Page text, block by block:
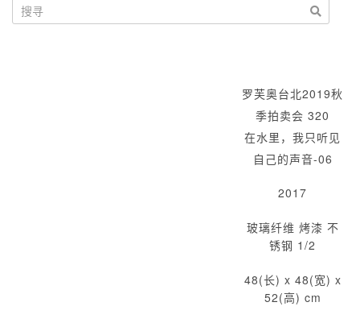
罗芙奥台北2019秋
季拍卖会 320
在水里，我只听见
自己的声音-06
2017
玻璃纤维 烤漆 不
锈钢 1/2
48(长) x 48(宽) x
52(高) cm